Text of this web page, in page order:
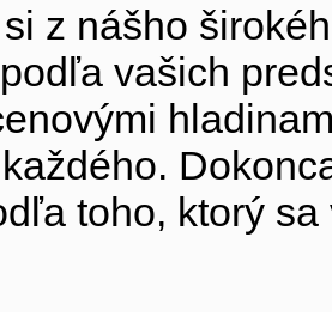
z nášho
vašich
toho, ktorý